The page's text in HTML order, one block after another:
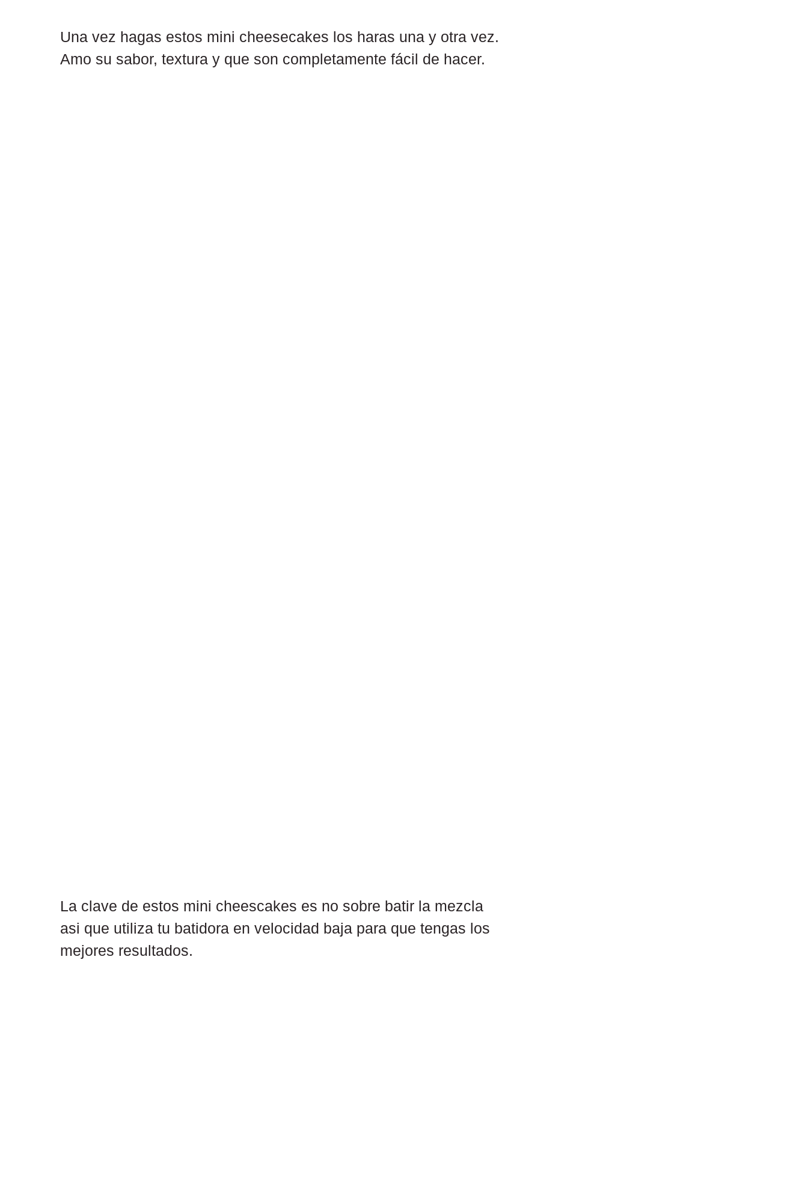
Una vez hagas estos mini cheesecakes los haras una y otra vez.
Amo su sabor, textura y que son completamente fácil de hacer.
La clave de estos mini cheescakes es no sobre batir la mezcla
asi que utiliza tu batidora en velocidad baja para que tengas los
mejores resultados.